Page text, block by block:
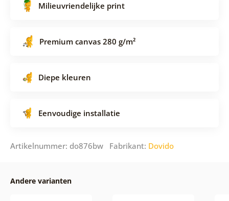
Milieuvriendelijke print
Premium canvas 280 g/m²
Diepe kleuren
Eenvoudige installatie
Artikelnummer: do876bw Fabrikant: Dovido
Andere varianten